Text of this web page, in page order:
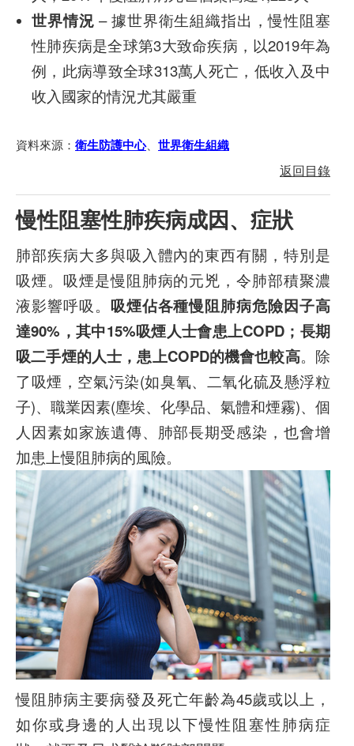
世界情況 – 據世界衛生組織指出，慢性阻塞
性肺疾病是全球第3大致命疾病，以2019年為
例，此病導致全球313萬人死亡，低收入及中
收入國家的情況尤其嚴重
資料來源： 衛生防護中心、 世界衛生組織
返回目錄
慢性阻塞性肺疾病成因、症狀
肺部疾病大多與吸入體內的東西有關，特別是
吸煙。吸煙是慢阻肺病的元兇，令肺部積聚濃
液影響呼吸。 吸煙佔各種慢阻肺病危險因子高
達90%，其中15%吸煙人士會患上COPD；長期
吸二手煙的人士，患上COPD的機會也較高。除
了吸煙，空氣污染(如臭氧、二氧化硫及懸浮粒
子)、職業因素(塵埃、化學品、氣體和煙霧)、個
人因素如家族遺傳、肺部長期受感染，也會增
加患上慢阻肺病的風險。
慢阻肺病主要病發及死亡年齡為45歲或以上，
如你或身邊的人出現以下慢性阻塞性肺病症